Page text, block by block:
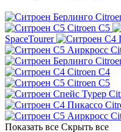
Citroen C5
SpaceTourer
Citroen C4
Citroen C5
Показать все Скрыть все